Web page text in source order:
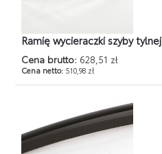
Ramię wycieraczki szyby tylnej
Cena brutto: 628,51 zł
Cena netto: 510,98 zł